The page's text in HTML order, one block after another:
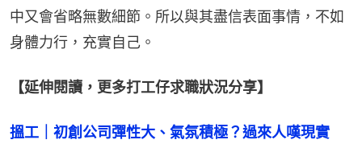
中又會省略無數細節。所以與其盡信表面事情，不如
身體力行，充實自己。
【延伸閱讀，更多打工仔求職狀況分享】
搵工｜初創公司彈性大、氣氛積極？過來人嘆現實